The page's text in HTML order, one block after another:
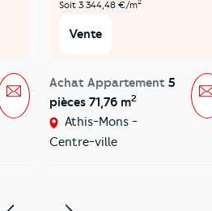
Message
Soit 3 344,48 €/m2
Vente
Achat Appartement 5
pièces 71,76 m2
Athis-Mons -
Centre-ville